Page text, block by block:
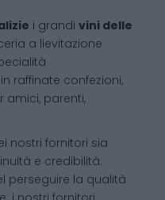
i grandi vini delle
a lievitazione
raffinate confezioni,
amici, parenti,
nostri fornitori sia
e credibilità.
perseguire la qualità